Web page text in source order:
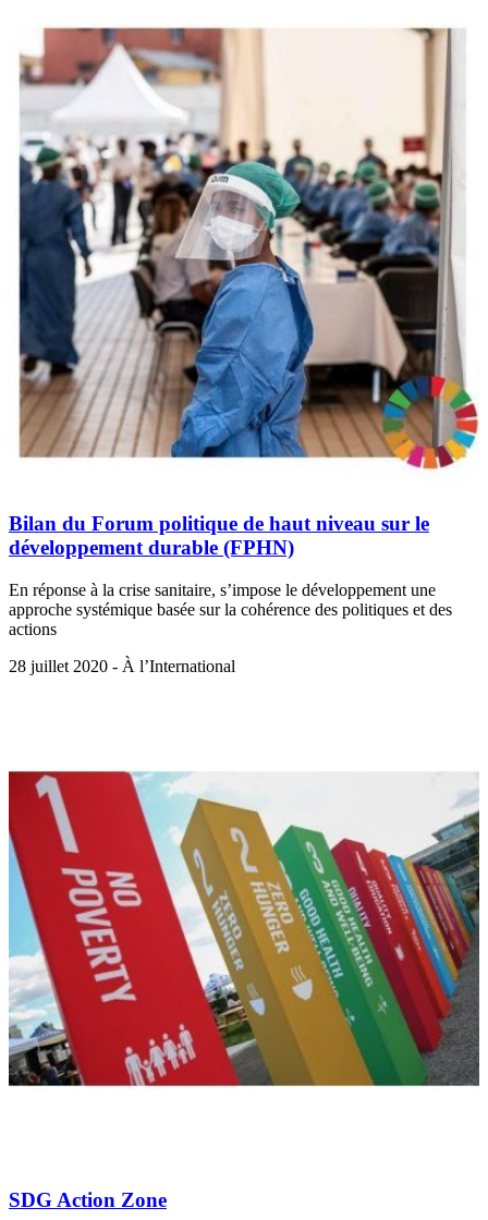
Bilan du Forum politique de haut niveau sur le
développement durable (FPHN)
En réponse à la crise sanitaire, s’impose le développement une
approche systémique basée sur la cohérence des politiques et des
actions
28 juillet 2020 - À l’International
SDG Action Zone